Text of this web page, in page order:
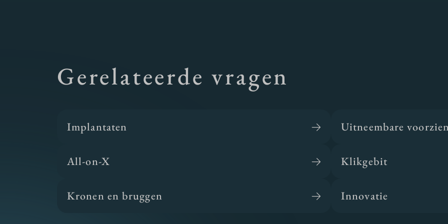
Gerelateerde vragen
Implantaten Uitneembare
All-on-X Klikgebit
Kronen en bruggen Innovatie